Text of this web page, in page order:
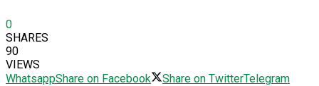
0
SHARES
90
VIEWS
WhatsappShare on Facebook Share on TwitterTelegram